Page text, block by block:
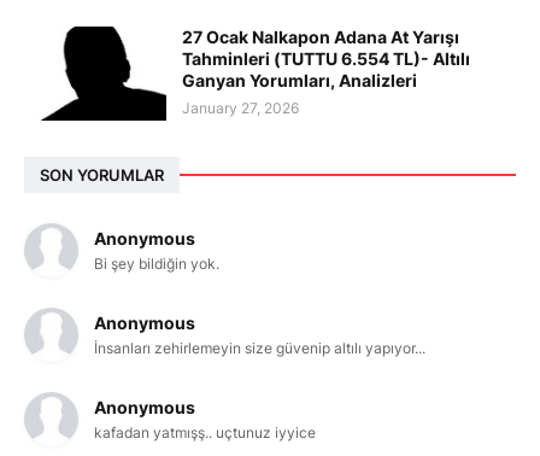
27 Ocak Nalkapon Adana At Yarışı
Tahminleri (TUTTU 6.554 TL)- Altılı
Ganyan Yorumları, Analizleri
January 27, 2026
SON YORUMLAR
Anonymous
Bi şey bildiğin yok.
Anonymous
İnsanları zehirlemeyin size güvenip altılı yapıyor...
Anonymous
kafadan yatmışş.. uçtunuz iyyice